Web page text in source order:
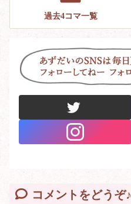
過去4コマ一覧
コメントをどうぞ♪